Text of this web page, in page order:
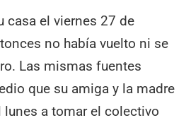
casa el viernes 27 de
no había vuelto ni se
Las mismas fuentes
que su amiga y la madre
lunes a tomar el colectivo